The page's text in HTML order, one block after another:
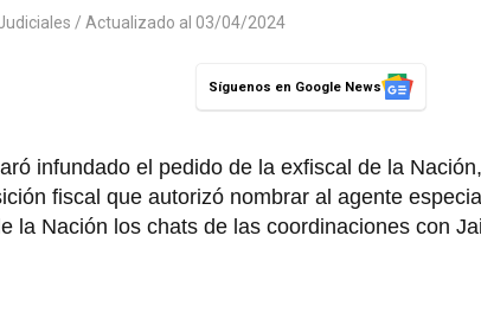
/ Actualizado al 03/04/2024
Síguenos en Google News
infundado el pedido de la exfiscal de la Nación,
fiscal que autorizó nombrar al agente
la Nación los chats de las coordinaciones con